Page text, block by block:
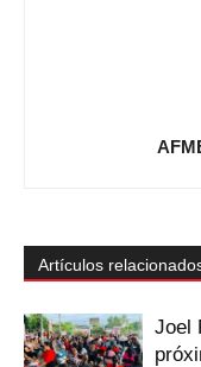
Artículos
Joel